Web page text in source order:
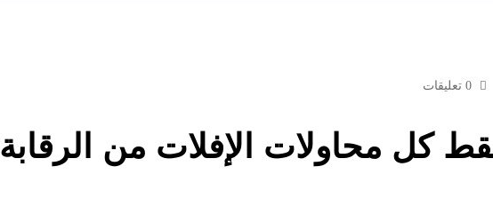
0 تعليقات
كل محاولات الإفلات من الرقابة